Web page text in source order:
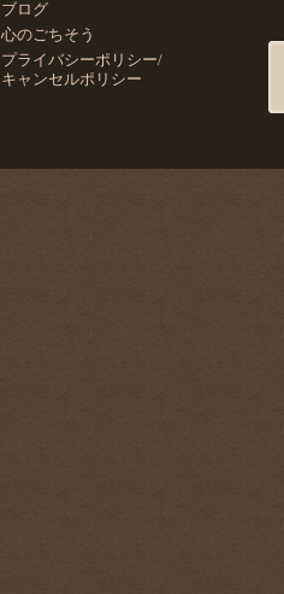
ブログ
心のごちそう
プライバシーポリシー/
キャンセルポリシー